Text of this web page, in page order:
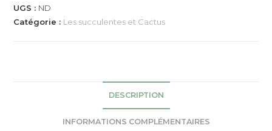
UGS : ND
Catégorie : Les succulentes et Cactus
DESCRIPTION
INFORMATIONS COMPLÉMENTAIRES